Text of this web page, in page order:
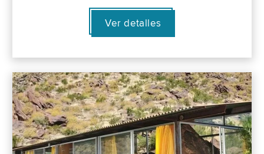
Ver detalles